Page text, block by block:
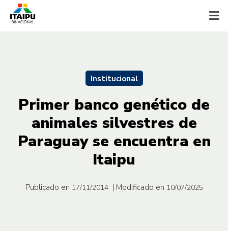
Institucional
Primer banco genético de
animales silvestres de
Paraguay se encuentra en
Itaipu
Publicado en 17/11/2014 | Modificado en 10/07/2025